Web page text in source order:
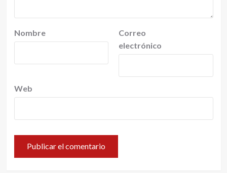
Nombre
Correo
electrónico
Web